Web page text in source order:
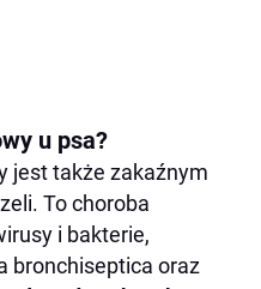
u psa?
jest także zakaźnym
To choroba
i bakterie,
bronchiseptica oraz